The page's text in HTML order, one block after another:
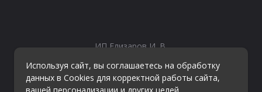
ИП Елизаров И. В.
ОГРНИП: 315665800057162
Эл. почта:info@kvestiks.ru
Используя сайт, вы соглашаетесь на обработку
данных в Cookies для корректной работы сайта,